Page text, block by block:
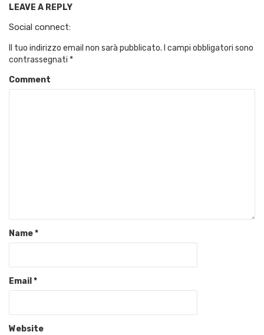
LEAVE A REPLY
Social connect:
Il tuo indirizzo email non sarà pubblicato. I campi obbligatori sono
contrassegnati *
Comment
Name*
Email *
Website